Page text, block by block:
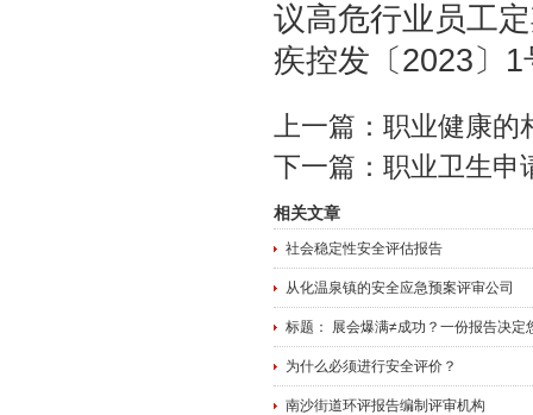
议高危行业员工
上一篇： 职业健康的
下一篇： 职业卫生申
相关文章
社会稳定性安全评估报告
从化温泉镇的安全应急预案评审公司
标题： 展会爆满≠成功？一份报告决定
为什么必须进行安全评价？
南沙街道环评报告编制评审机构